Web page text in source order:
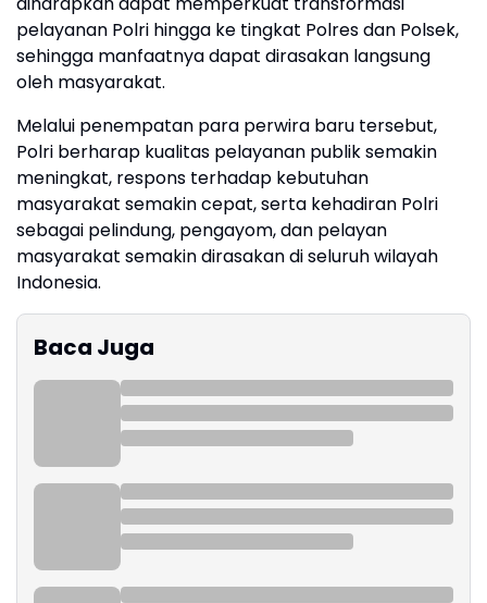
pelayanan Polri hingga ke tingkat Polres dan Polsek,
sehingga manfaatnya dapat dirasakan langsung
oleh masyarakat.
Melalui penempatan para perwira baru tersebut,
Polri berharap kualitas pelayanan publik semakin
meningkat, respons terhadap kebutuhan
masyarakat semakin cepat, serta kehadiran Polri
sebagai pelindung, pengayom, dan pelayan
masyarakat semakin dirasakan di seluruh wilayah
Indonesia.
Baca Juga